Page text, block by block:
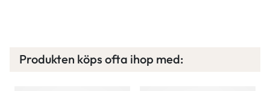
Bättre priser, fri frakt på alla ordrar, bonuscheck
varje månad och mycket mer. Spara tusenlappar
Produkten köps ofta ihop med: